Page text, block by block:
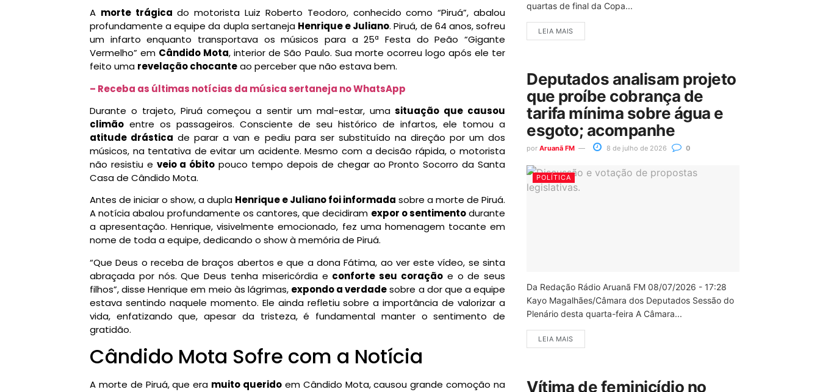
A morte trágica do motorista Luiz Roberto Teodoro, conhecido como “Piruá”, abalou
profundamente a equipe da dupla sertaneja Henrique e Juliano. Piruá, de 64 anos, sofreu
um infarto enquanto transportava os músicos para a 25ª Festa do Peão “Gigante
Vermelho” em Cândido Mota, interior de São Paulo. Sua morte ocorreu logo após ele ter
feito uma revelação chocanteao perceber que não estava bem.
– Receba as últimas notícias da música sertaneja no WhatsApp
Durante o trajeto, Piruá começou a sentir um mal-estar, umasituação que causou
climão entre os passageiros. Consciente de seu histórico de infartos, ele tomou a
atitude drástica de parar a van e pediu para ser substituído na direção por um dos
músicos, na tentativa de evitar um acidente. Mesmo com a decisão rápida, o motorista
não resistiu e veio a óbito pouco tempo depois de chegar ao Pronto Socorro da Santa
Casa de Cândido Mota.
Antes de iniciar o show, a dupla Henrique e Juliano foi informada sobre a morte de Piruá.
A notícia abalou profundamente os cantores, que decidiram expor o sentimentodurante
a apresentação. Henrique, visivelmente emocionado, fez uma homenagem tocante em
nome de toda a equipe, dedicando o show à memória de Piruá.
“Que Deus o receba de braços abertos e que a dona Fátima, ao ver este vídeo, se sinta
abraçada por nós. Que Deus tenha misericórdia e conforte seu coraçãoe o de seus
filhos”, disse Henrique em meio às lágrimas, expondo a verdadesobre a dor que a equipe
estava sentindo naquele momento. Ele ainda refletiu sobre a importância de valorizar a
vida, enfatizando que, apesar da tristeza, é fundamental manter o sentimento de
gratidão.
Cândido Mota Sofre com a Notícia
A morte de Piruá, que era muito querido em Cândido Mota, causou grande comoção na
quartas de final da Copa...
LEIA MAIS
Deputados analisam projeto
que proíbe cobrança de
tarifa mínima sobre água e
esgoto; acompanhe
por Aruanã FM 8 de julho de 2026 0
POLÍTICA
Da Redação Rádio Aruanã FM 08/07/2026 - 17:28
Kayo Magalhães/Câmara dos Deputados Sessão do
Plenário desta quarta-feira A Câmara...
LEIA MAIS
Vítima de feminicídio no